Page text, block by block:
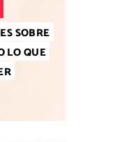
SOBRE
LO QUE